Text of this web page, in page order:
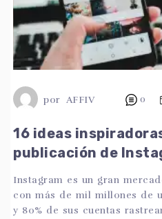
por AFFIV 0
16 ideas
publicación de
Instagram es un gran
con más de mil millones de
y 80% de sus cuentas